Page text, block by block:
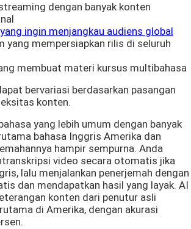
dengan banyak konten
ingin menjangkau audiens global
yang mempersiapkan rilis di seluruh
membuat materi kursus multibahasa
bervariasi berdasarkan pasangan
konten.
yang lebih umum dengan banyak
bahasa Inggris Amerika dan
hampir sempurna. Anda
video secara otomatis jika
lalu menjalankan penerjemah dengan
dan mendapatkan hasil yang layak. AI
konten dari penutur asli
di Amerika, dengan akurasi